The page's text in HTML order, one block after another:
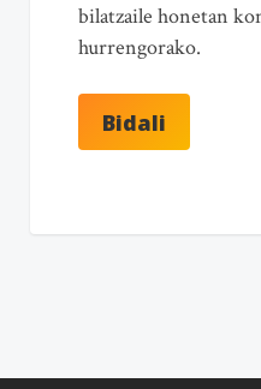
bilatzaile honetan
hurrengorako.